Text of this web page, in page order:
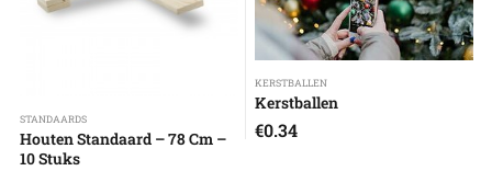
STANDAARDS
Houten Standaard – 78 Cm –
10 Stuks
KERSTBALLEN
Kerstballen
€0.34